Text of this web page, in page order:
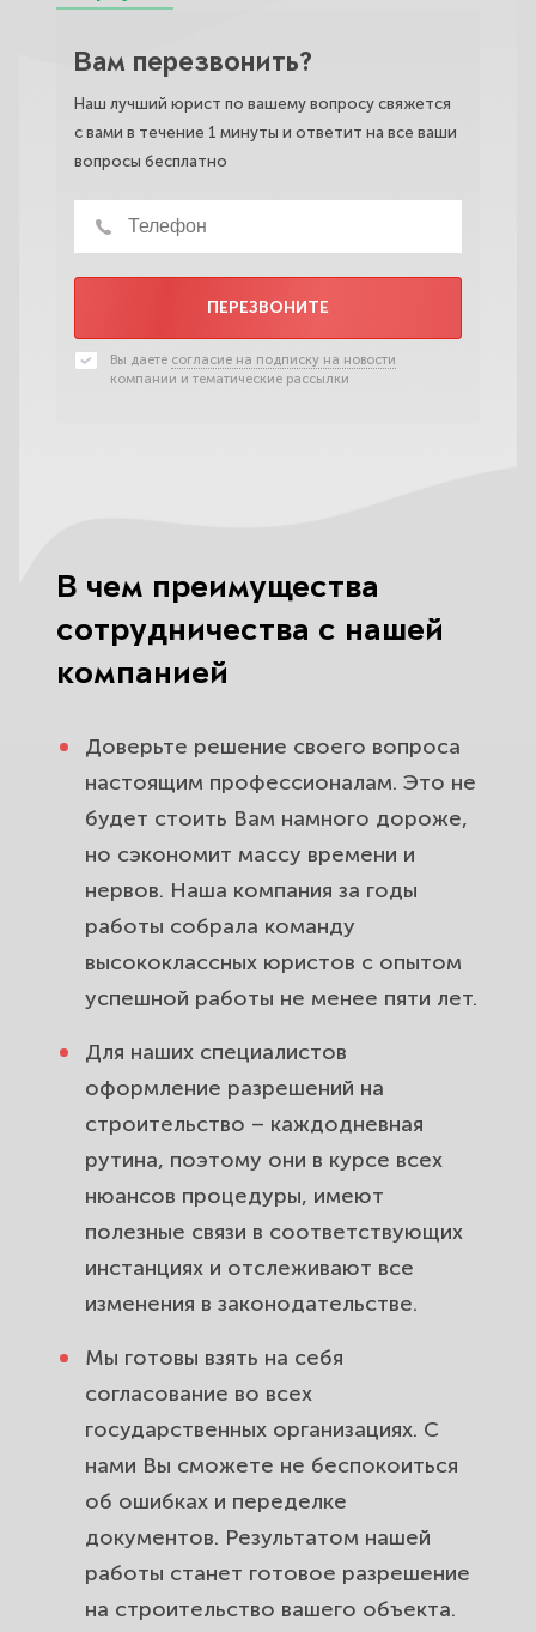
Вам перезвонить?
Наш лучший юрист по вашему вопросу свяжется
с вами в течение 1 минуты и ответит на все ваши
вопросы бесплатно
ПЕРЕЗВОНИТЕ
Вы даете согласие на подписку на новости
компании и тематические рассылки
В чем преимущества
сотрудничества с нашей
компанией
Доверьте решение своего вопроса
настоящим профессионалам. Это не
будет стоить Вам намного дороже,
но сэкономит массу времени и
нервов. Наша компания за годы
работы собрала команду
высококлассных юристов с опытом
успешной работы не менее пяти лет.
Для наших специалистов
оформление разрешений на
строительство – каждодневная
рутина, поэтому они в курсе всех
нюансов процедуры, имеют
полезные связи в соответствующих
инстанциях и отслеживают все
изменения в законодательстве.
Мы готовы взять на себя
согласование во всех
государственных организациях. С
нами Вы сможете не беспокоиться
об ошибках и переделке
документов. Результатом нашей
работы станет готовое разрешение
на строительство вашего объекта.